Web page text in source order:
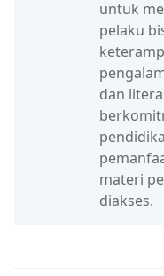
untuk
pelaku
dan
materi
diakses.